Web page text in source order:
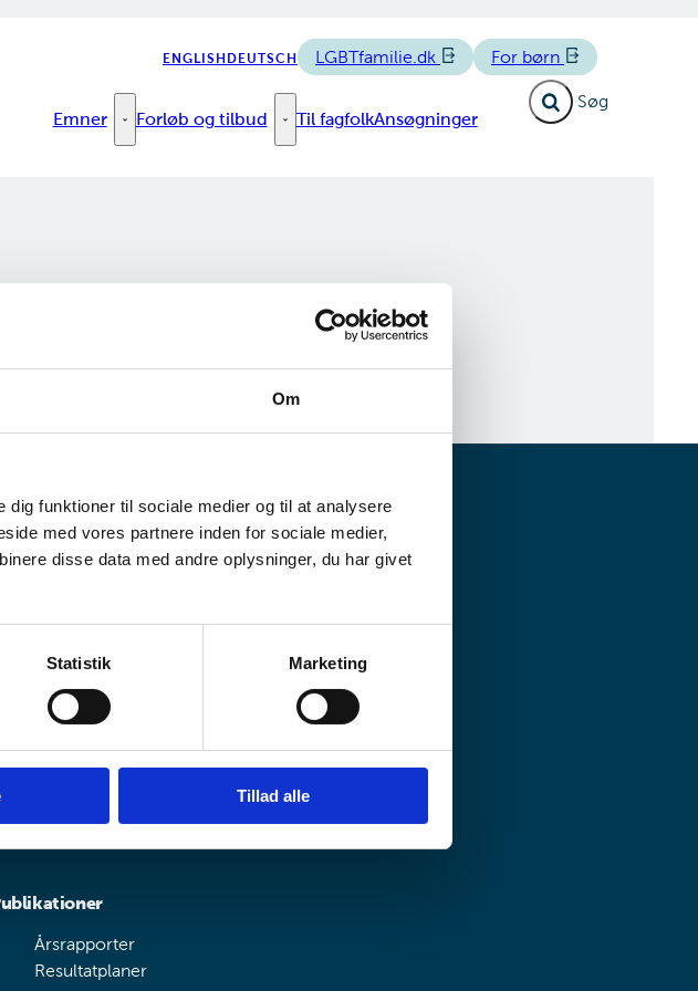
Om
funktioner til sociale medier og til at analysere
med vores partnere inden for sociale medier,
disse data med andre oplysninger, du har givet
Statistik Marketing
Tillad alle
ENGLISH DEUTSCH LGBTfamilie.dk For børn
Fold søgefelt ud
Emner Emner - Flere links
Forløb og tilbud Forløb og tilbud - Flere links
Til fagfolkAnsøgninger
og åbningstider
Adresser og åbningstider
Nyheder og presse
Årsrapporter
Resultatplaner